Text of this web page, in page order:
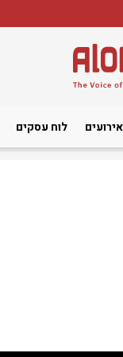
אירועים לוח עסקים